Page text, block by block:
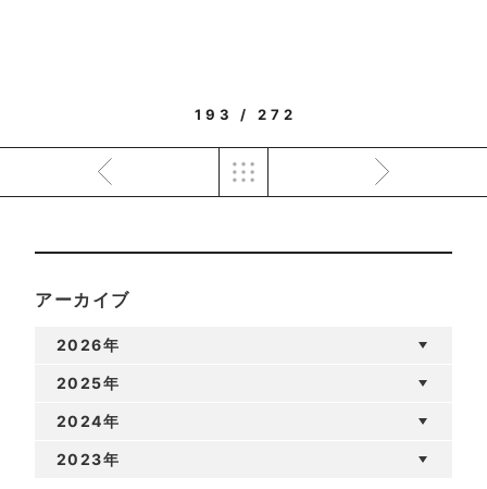
193 / 272
アーカイブ
2026年
2025年
2024年
2023年